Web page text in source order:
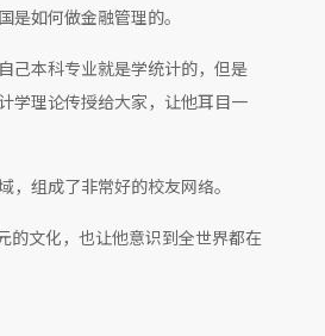
如何做金融管理的。
己本科专业就是学统计的，但是
学理论传授给大家，让他耳目一
组成了非常好的校友网络。
的文化，也让他意识到全世界都在